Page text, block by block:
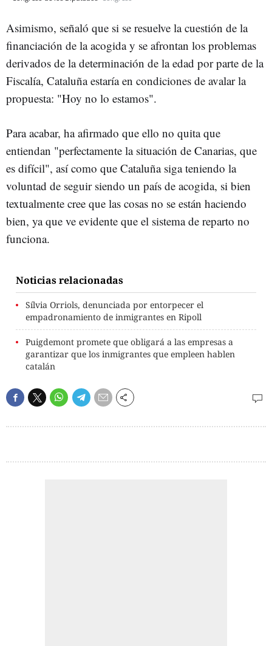
Asimismo, señaló que si se resuelve la cuestión de la
financiación de la acogida y se afrontan los problemas
derivados de la determinación de la edad por parte de la
Fiscalía, Cataluña estaría en condiciones de avalar la
propuesta: "Hoy no lo estamos".
Para acabar, ha afirmado que ello no quita que
entiendan "perfectamente la situación de Canarias, que
es difícil", así como que Cataluña siga teniendo la
voluntad de seguir siendo un país de acogida, si bien
textualmente cree que las cosas no se están haciendo
bien, ya que ve evidente que el sistema de reparto no
funciona.
Noticias relacionadas
Sílvia Orriols, denunciada por entorpecer el
empadronamiento de inmigrantes en Ripoll
Puigdemont promete que obligará a las empresas a
garantizar que los inmigrantes que empleen hablen
catalán